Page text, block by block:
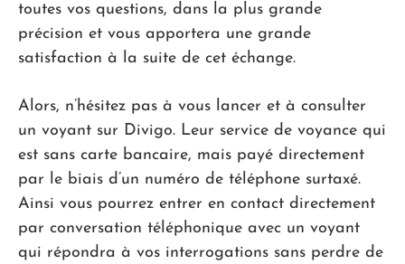
toutes vos questions, dans la plus grande
précision et vous apportera une grande
satisfaction à la suite de cet échange.
Alors, n’hésitez pas à vous lancer et à consulter
un voyant sur Divigo. Leur service de voyance qui
est sans carte bancaire, mais payé directement
par le biais d’un numéro de téléphone surtaxé.
Ainsi vous pourrez entrer en contact directement
par conversation téléphonique avec un voyant
qui répondra à vos interrogations sans perdre de